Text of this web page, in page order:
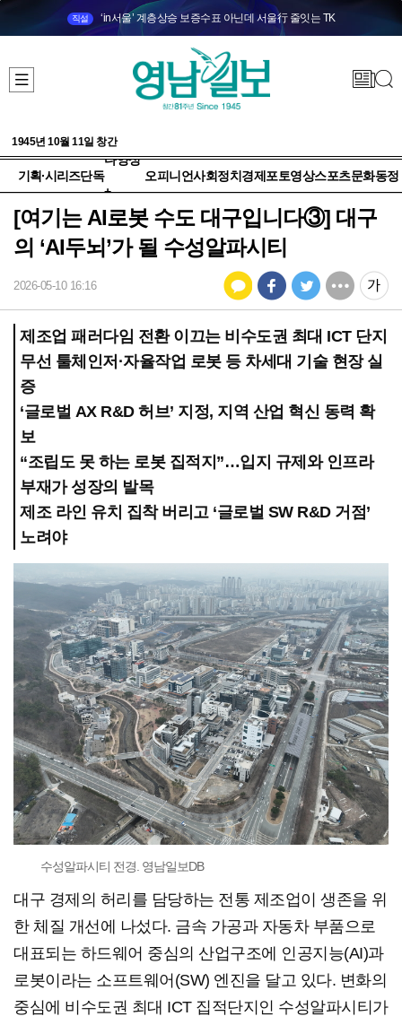
직설 ‘in서울’ 계층상승 보증수표 아닌데 서울行 줄잇는 TK
1945년 10월 11일 창간
기획·시리즈단독
다양성
+
오피니언사회정치 경제 포토영상스포츠문화동정
[여기는 AI로봇 수도 대구입니다③] 대구
의 ‘AI두뇌’가 될 수성알파시티
2026-05-10 16:16
제조업 패러다임 전환 이끄는 비수도권 최대 ICT 단지
무선 툴체인저·자율작업 로봇 등 차세대 기술 현장 실
증
‘글로벌 AX R&D 허브’ 지정, 지역 산업 혁신 동력 확
보
“조립도 못 하는 로봇 집적지”…입지 규제와 인프라
부재가 성장의 발목
제조 라인 유치 집착 버리고 ‘글로벌 SW R&D 거점’
노려야
수성알파시티 전경. 영남일보DB
대구 경제의 허리를 담당하는 전통 제조업이 생존을 위
한 체질 개선에 나섰다. 금속 가공과 자동차 부품으로
대표되는 하드웨어 중심의 산업구조에 인공지능(AI)과
로봇이라는 소프트웨어(SW) 엔진을 달고 있다. 변화의
중심에 비수도권 최대 ICT 집적단지인 수성알파시티가